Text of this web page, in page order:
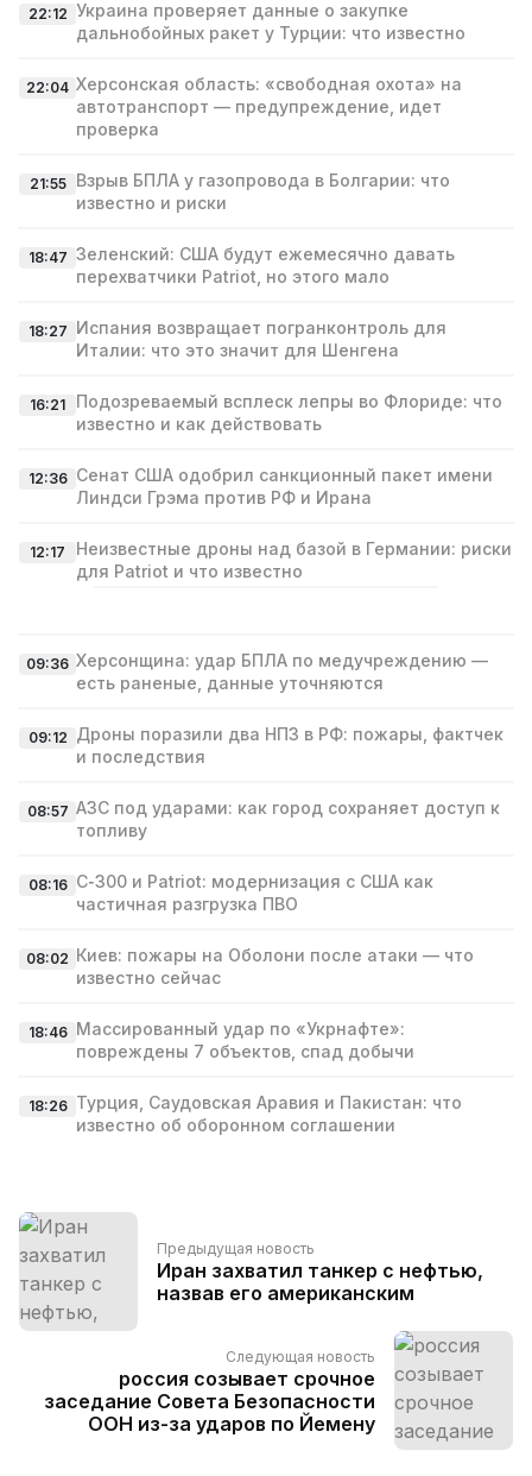
22:12 Украина проверяет данные о закупке
дальнобойных ракет у Турции: что известно
22:04 Херсонская область: «свободная охота» на
автотранспорт — предупреждение, идет
проверка
21:55
Взрыв БПЛА у газопровода в Болгарии: что
известно и риски
18:47 Зеленский: США будут ежемесячно давать
перехватчики Patriot, но этого мало
18:27 Испания возвращает погранконтроль для
Италии: что это значит для Шенгена
16:21
Подозреваемый всплеск лепры во Флориде: что
известно и как действовать
12:36 Сенат США одобрил санкционный пакет имени
Линдси Грэма против РФ и Ирана
12:17
Неизвестные дроны над базой в Германии: риски
для Patriot и что известно
09:36 Херсонщина: удар БПЛА по медучреждению —
есть раненые, данные уточняются
09:12 Дроны поразили два НПЗ в РФ: пожары, фактчек
и последствия
08:57 АЗС под ударами: как город сохраняет доступ к
топливу
08:16 С‑300 и Patriot: модернизация с США как
частичная разгрузка ПВО
08:02 Киев: пожары на Оболони после атаки — что
известно сейчас
18:46 Массированный удар по «Укрнафте»:
повреждены 7 объектов, спад добычи
18:26 Турция, Саудовская Аравия и Пакистан: что
известно об оборонном соглашении
Предыдущая новость
Иран захватил танкер с нефтью,
назвав его американским
Следующая новость
россия созывает срочное
заседание Совета Безопасности
ООН из-за ударов по Йемену